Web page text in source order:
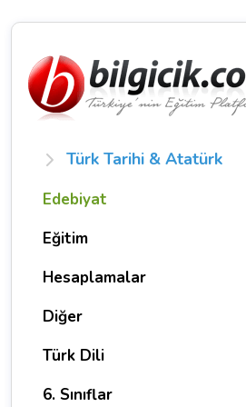
Türk Tarihi & Atatürk
Edebiyat
Eğitim
Hesaplamalar
Diğer
Türk Dili
6. Sınıflar